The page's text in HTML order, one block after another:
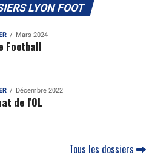
LYON FOOT
Mars 2024
Football
Décembre 2022
de l'OL
Tous les dossiers